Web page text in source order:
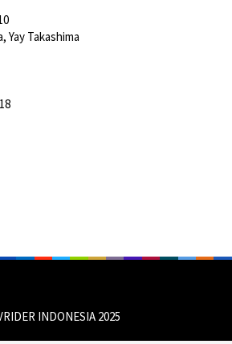
Yay Takashima
INDONESIA 2025